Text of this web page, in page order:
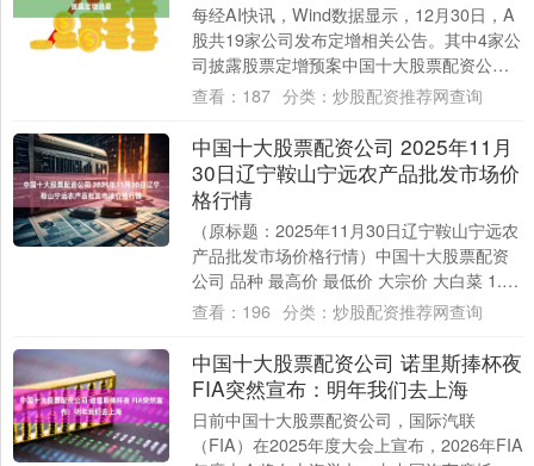
每经AI快讯，Wind数据显示，12月30日，A
股共19家公司发布定增相关公告。其中4家公
司披露股票定增预案中国十大股票配资公
司，6家定增预案获股东大会通过，3....
查看： 187 分类： 炒股配资推荐网查询
中国十大股票配资公司 2025年11月
30日辽宁鞍山宁远农产品批发市场价
格行情
（原标题：2025年11月30日辽宁鞍山宁远农
产品批发市场价格行情）中国十大股票配资
公司 品种 最高价 最低价 大宗价 大白菜 1.80
1.60 1.70 油....
查看： 196 分类： 炒股配资推荐网查询
中国十大股票配资公司 诺里斯捧杯夜
FIA突然宣布：明年我们去上海
日前中国十大股票配资公司，国际汽联
（FIA）在2025年度大会上宣布，2026年FIA